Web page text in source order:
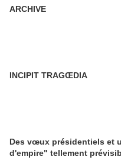
ARCHIVE
INCIPIT TRAGŒDIA
Des vœux présidentiels et
d'empire" tellement